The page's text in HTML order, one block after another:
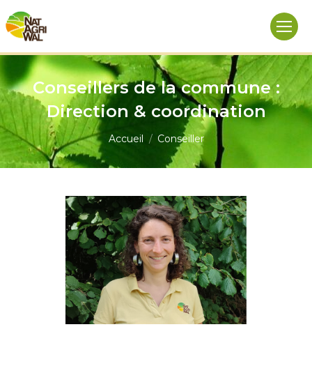
Conseillers de la commune :
Direction & coordination
Vous êtes ici :
Accueil Conseiller